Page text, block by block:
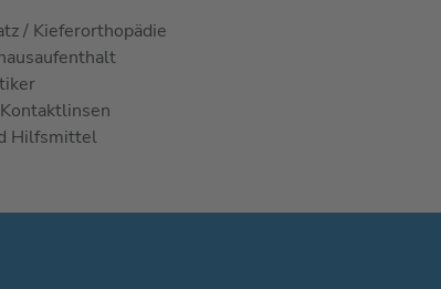
/ Kieferorthopädie
Hilfsmittel